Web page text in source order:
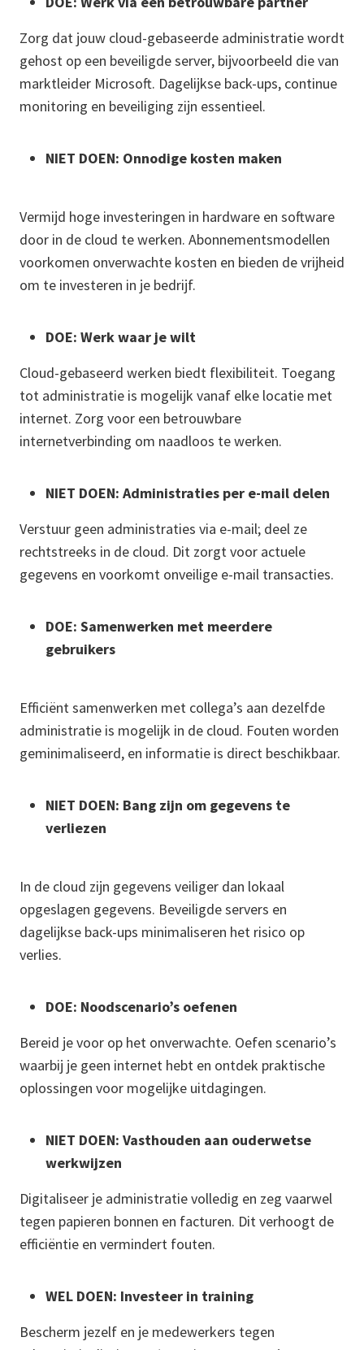
Zorg dat jouw cloud-gebaseerde administratie wordt
gehost op een beveiligde server, bijvoorbeeld die van
marktleider Microsoft. Dagelijkse back-ups, continue
monitoring en beveiliging zijn essentieel.
NIET DOEN: Onnodige kosten maken
Vermijd hoge investeringen in hardware en software
door in de cloud te werken. Abonnementsmodellen
voorkomen onverwachte kosten en bieden de vrijheid
om te investeren in je bedrijf.
DOE: Werk waar je wilt
Cloud-gebaseerd werken biedt flexibiliteit. Toegang
tot administratie is mogelijk vanaf elke locatie met
internet. Zorg voor een betrouwbare
internetverbinding om naadloos te werken.
NIET DOEN: Administraties per e-mail delen
Verstuur geen administraties via e-mail; deel ze
rechtstreeks in de cloud. Dit zorgt voor actuele
gegevens en voorkomt onveilige e-mail transacties.
DOE: Samenwerken met meerdere
gebruikers
Efficiënt samenwerken met collega’s aan dezelfde
administratie is mogelijk in de cloud. Fouten worden
geminimaliseerd, en informatie is direct beschikbaar.
NIET DOEN: Bang zijn om gegevens te
verliezen
In de cloud zijn gegevens veiliger dan lokaal
opgeslagen gegevens. Beveiligde servers en
dagelijkse back-ups minimaliseren het risico op
verlies.
DOE: Noodscenario’s oefenen
Bereid je voor op het onverwachte. Oefen scenario’s
waarbij je geen internet hebt en ontdek praktische
oplossingen voor mogelijke uitdagingen.
NIET DOEN: Vasthouden aan ouderwetse
werkwijzen
Digitaliseer je administratie volledig en zeg vaarwel
tegen papieren bonnen en facturen. Dit verhoogt de
efficiëntie en vermindert fouten.
WEL DOEN: Investeer in training
Bescherm jezelf en je medewerkers tegen